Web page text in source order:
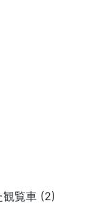
観覧車 (2)